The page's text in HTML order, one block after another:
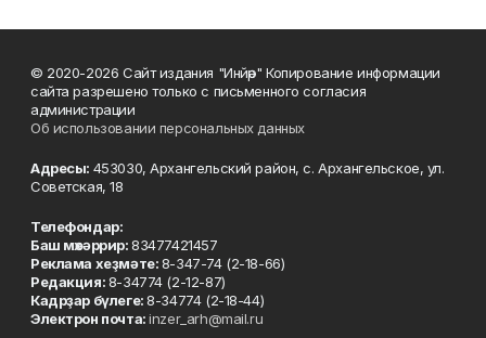
© 2020-2026 Сайт издания "Инйәр" Копирование информации
сайта разрешено только с письменного согласия
администрации
Об использовании персональных данных
Адресы: 453030, Архангельский район, с. Архангельское, ул.
Советская, 18
Телефондар:
Баш мөхәррир:83477421457
Реклама хеҙмәте:8-347-74 (2-18-66)
Редакция:8-34774 (2-12-87)
Кадрҙар бүлеге:8-34774 (2-18-44)
Электрон почта:inzer_arh@mail.ru